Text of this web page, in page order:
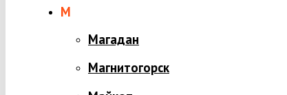
М
Магадан
Магнитогорск